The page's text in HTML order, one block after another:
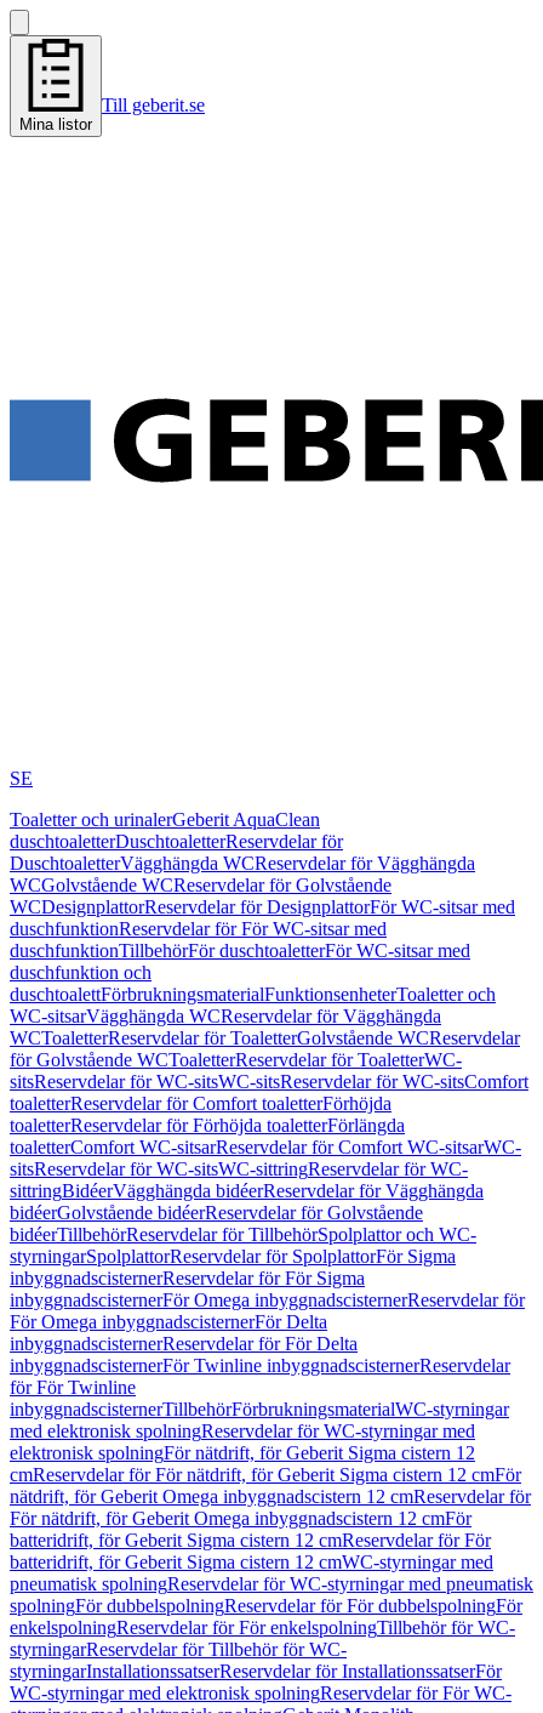
Mina listor
Till geberit.se
SE
Toaletter och urinalerGeberit AquaClean
duschtoaletterDuschtoaletterReservdelar för
DuschtoaletterVägghängda WCReservdelar för Vägghängda
WCGolvstående WCReservdelar för Golvstående
WCDesignplattorReservdelar för DesignplattorFör WC-sitsar med
duschfunktionReservdelar för För WC-sitsar med
duschfunktionTillbehörFör duschtoaletterFör WC-sitsar med
duschfunktion och
duschtoalettFörbrukningsmaterialFunktionsenheterToaletter och
WC-sitsarVägghängda WCReservdelar för Vägghängda
WCToaletterReservdelar för ToaletterGolvstående WCReservdelar
för Golvstående WCToaletterReservdelar för ToaletterWC-
sitsReservdelar för WC-sitsWC-sitsReservdelar för WC-sitsComfort
toaletterReservdelar för Comfort toaletterFörhöjda
toaletterReservdelar för Förhöjda toaletterFörlängda
toaletterComfort WC-sitsarReservdelar för Comfort WC-sitsarWC-
sitsReservdelar för WC-sitsWC-sittringReservdelar för WC-
sittringBidéerVägghängda bidéerReservdelar för Vägghängda
bidéerGolvstående bidéerReservdelar för Golvstående
bidéerTillbehörReservdelar för TillbehörSpolplattor och WC-
styrningarSpolplattorReservdelar för SpolplattorFör Sigma
inbyggnadscisternerReservdelar för För Sigma
inbyggnadscisternerFör Omega inbyggnadscisternerReservdelar för
För Omega inbyggnadscisternerFör Delta
inbyggnadscisternerReservdelar för För Delta
inbyggnadscisternerFör Twinline inbyggnadscisternerReservdelar
för För Twinline
inbyggnadscisternerTillbehörFörbrukningsmaterialWC-styrningar
med elektronisk spolningReservdelar för WC-styrningar med
elektronisk spolningFör nätdrift, för Geberit Sigma cistern 12
cmReservdelar för För nätdrift, för Geberit Sigma cistern 12 cmFör
nätdrift, för Geberit Omega inbyggnadscistern 12 cmReservdelar för
För nätdrift, för Geberit Omega inbyggnadscistern 12 cmFör
batteridrift, för Geberit Sigma cistern 12 cmReservdelar för För
batteridrift, för Geberit Sigma cistern 12 cmWC-styrningar med
pneumatisk spolningReservdelar för WC-styrningar med pneumatisk
spolningFör dubbelspolningReservdelar för För dubbelspolningFör
enkelspolningReservdelar för För enkelspolningTillbehör för WC-
styrningarReservdelar för Tillbehör för WC-
styrningarInstallationssatserReservdelar för InstallationssatserFör
WC-styrningar med elektronisk spolningReservdelar för För WC-